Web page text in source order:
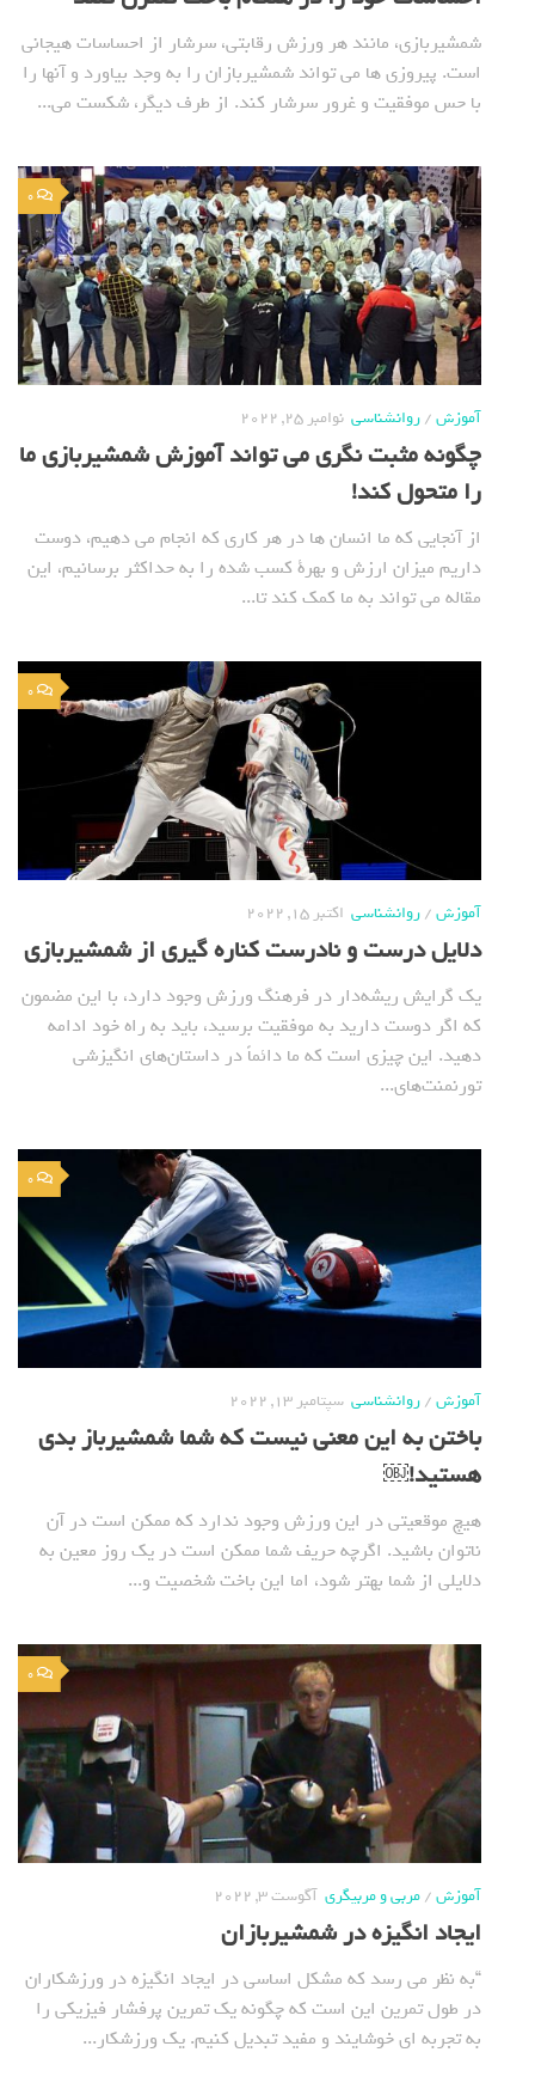
شمشیربازی، مانند هر ورزش رقابتی، سرشار از احساسات هیجانی
است. پیروزی ها می تواند شمشیربازان را به وجد بیاورد و آنها را
با حس موفقیت و غرور سرشار کند. از طرف دیگر، شکست می...
0
آموزش/روانشناسی نوامبر 25, 2022
چگونه مثبت نگری می تواند آموزش شمشیربازی ما
را متحول کند!
از آنجایی که ما انسان ها در هر کاری که انجام می دهیم، دوست
داریم میزان ارزش و بهرة کسب شده را به حداکثر برسانیم، این
مقاله می تواند به ما کمک کند تا...
0
آموزش/روانشناسی اکتبر 15, 2022
دلایل درست و نادرست کناره گیری از شمشیربازی
یک گرایش ریشه‌دار در فرهنگ ورزش وجود دارد، با این مضمون
که اگر دوست دارید به موفقیت برسید، باید به راه خود ادامه
دهید. این چیزی است که ما دائماً در داستان‌های انگیزشی
تورنمنت‌های...
0
آموزش/روانشناسی سپتامبر 13, 2022
باختن به این معنی نیست که شما شمشیرباز بدی
هستید!￼
هیچ موقعیتی در این ورزش وجود ندارد که ممکن است در آن
ناتوان باشید. اگرچه حریف شما ممکن است در یک روز معین به
دلایلی از شما بهتر شود، اما این باخت شخصیت و...
0
آموزش/مربی و مربیگری آگوست 3, 2022
ایجاد انگیزه در شمشیربازان
“به نظر می رسد که مشکل اساسی در ایجاد انگیزه در ورزشکاران
در طول تمرین این است که چگونه یک تمرین پرفشار فیزیکی را
به تجربه ای خوشایند و مفید تبدیل کنیم. یک ورزشکار...